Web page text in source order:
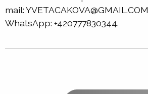
mail:
WhatsApp: +420777830344.